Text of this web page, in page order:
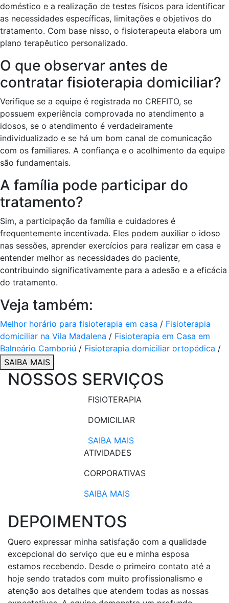
doméstico e a realização de testes físicos para identificar
as necessidades específicas, limitações e objetivos do
tratamento. Com base nisso, o fisioterapeuta elabora um
plano terapêutico personalizado.
O que observar antes de
contratar fisioterapia domiciliar?
Verifique se a equipe é registrada no CREFITO, se
possuem experiência comprovada no atendimento a
idosos, se o atendimento é verdadeiramente
individualizado e se há um bom canal de comunicação
com os familiares. A confiança e o acolhimento da equipe
são fundamentais.
A família pode participar do
tratamento?
Sim, a participação da família e cuidadores é
frequentemente incentivada. Eles podem auxiliar o idoso
nas sessões, aprender exercícios para realizar em casa e
entender melhor as necessidades do paciente,
contribuindo significativamente para a adesão e a eficácia
do tratamento.
Veja também:
Melhor horário para fisioterapia em casa / Fisioterapia
domiciliar na Vila Madalena / Fisioterapia em Casa em
Balneário Camboriú / Fisioterapia domiciliar ortopédica /
SAIBA MAIS
NOSSOS SERVIÇOS
FISIOTERAPIA
DOMICILIAR
SAIBA MAIS
ATIVIDADES
CORPORATIVAS​
SAIBA MAIS
DEPOIMENTOS
Quero expressar minha satisfação com a qualidade
excepcional do serviço que eu e minha esposa
estamos recebendo. Desde o primeiro contato até a
hoje sendo tratados com muito profissionalismo e
atenção aos detalhes que atendem todas as nossas